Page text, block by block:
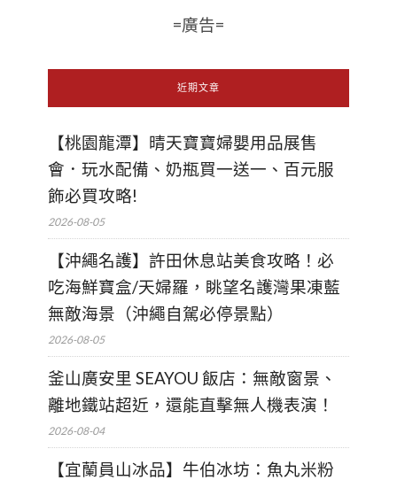
=廣告=
近期文章
【桃園龍潭】晴天寶寶婦嬰用品展售
會．玩水配備、奶瓶買一送一、百元服
飾必買攻略!
2026-08-05
【沖繩名護】許田休息站美食攻略！必
吃海鮮寶盒/天婦羅，眺望名護灣果凍藍
無敵海景（沖繩自駕必停景點）
2026-08-05
釜山廣安里 SEAYOU 飯店：無敵窗景、
離地鐵站超近，還能直擊無人機表演！
2026-08-04
【宜蘭員山冰品】牛伯冰坊：魚丸米粉